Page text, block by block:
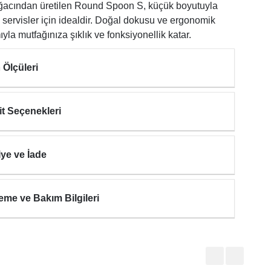
üretilen Round Spoon S, küçük boyutuyla
servisler için idealdir. Doğal dokusu ve ergonomik
mutfağınıza şıklık ve fonksiyonellik katar.
Ölçüleri
Seçenekleri
ve İade
ve Bakım Bilgileri